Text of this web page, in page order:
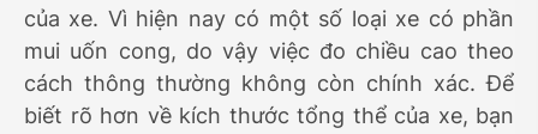
của xe. Vì hiện nay có một số loại xe có phần
mui uốn cong, do vậy việc đo chiều cao theo
cách thông thường không còn chính xác. Để
biết rõ hơn về kích thước tổng thể của xe, bạn